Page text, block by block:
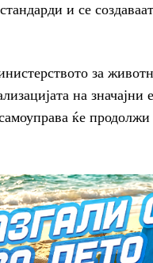
и се
за
на
ќе